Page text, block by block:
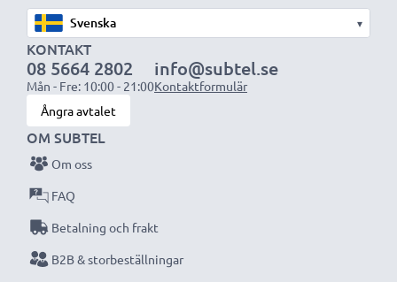
kvaliteten. Beställ nu!
▾
KONTAKT
08 5664 2802
Mån - Fre: 10:00 - 21:00
info@subtel.se
Kontaktformulär
Ångra avtalet
OM SUBTEL
Om oss
FAQ
Betalning och frakt
B2B & storbeställningar